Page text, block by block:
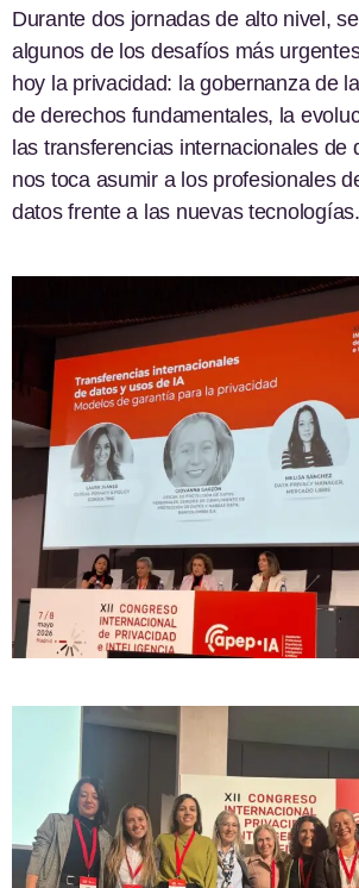
Durante dos jornadas de alto nivel,
algunos de los desafíos más
hoy la privacidad: la gobernanza de
de derechos fundamentales, la
las transferencias internacionales de
nos toca asumir a los profesionales
datos frente a las nuevas tecnologías.